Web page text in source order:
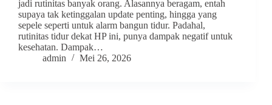
jadi rutinitas banyak orang. Alasannya beragam, entah
supaya tak ketinggalan update penting, hingga yang
sepele seperti untuk alarm bangun tidur. Padahal,
rutinitas tidur dekat HP ini, punya dampak negatif untuk
kesehatan. Dampak…
admin
Mei 26, 2026